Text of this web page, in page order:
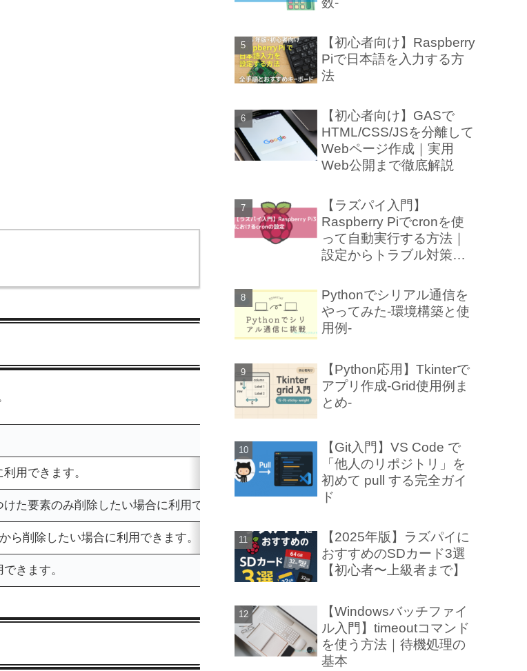
用できます。
た要素のみ削除したい場合に利用できます。
ら削除したい場合に利用できます。
きます。
【初心者向け】Raspberry
Piで日本語を入力する方
法
【初心者向け】GASで
HTML/CSS/JSを分離して
Webページ作成｜実用
Web公開まで徹底解説
【ラズパイ入門】
Raspberry Piでcronを使
って自動実行する方法｜
設定からトラブル対策ま
Pythonでシリアル通信を
やってみた-環境構築と使
用例-
【Python応用】Tkinterで
アプリ作成-Grid使用例ま
とめ-
【Git入門】VS Code で
「他人のリポジトリ」を
初めて pull する完全ガイ
ド
【2025年版】ラズパイに
おすすめのSDカード3選
【初心者〜上級者まで】
【Windowsバッチファイ
ル入門】timeoutコマンド
を使う方法｜待機処理の
基本